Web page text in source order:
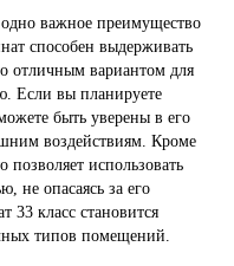
важное преимущество
способен выдерживать
отличным вариантом для
Если вы планируете
быть уверены в его
воздействиям. Кроме
использовать
не опасаясь за его
33 класс становится
типов помещений.